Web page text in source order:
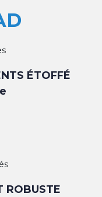
ÉTOFFÉ
ROBUSTE